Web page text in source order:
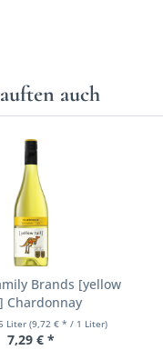
auch
Brands [yellow
Chardonnay
Liter(9,72 € * / 1 Liter)
7,29 € *